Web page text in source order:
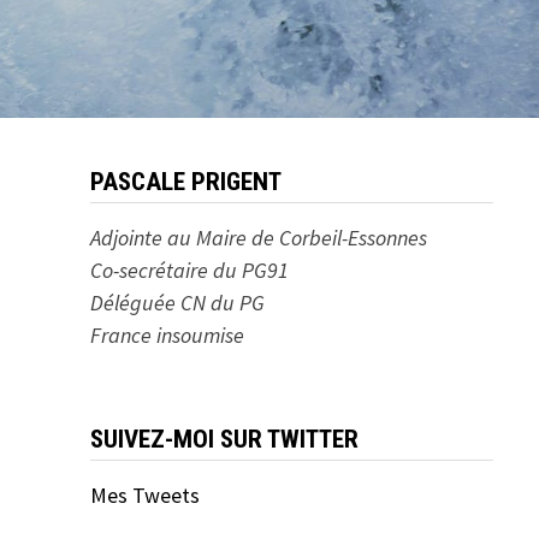
PASCALE PRIGENT
Adjointe au Maire de Corbeil-Essonnes
Co-secrétaire du PG91
Déléguée CN du PG
France insoumise
SUIVEZ-MOI SUR TWITTER
Mes Tweets